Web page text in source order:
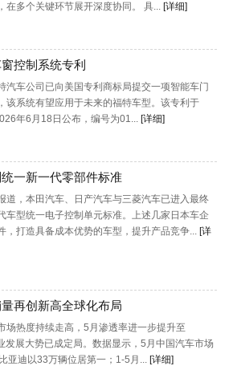
在多个关键环节展开深度协同。 具... [详细]
控制系统专利
汽车公司已向美国专利商标局提交一项智能车门
该系统有望应用于未来的福特车型。该专利于
年6月18日公布，编号为01... [详细]
一新一代零部件标准
道，本田汽车、日产汽车与三菱汽车已进入最终
车型统一电子控制单元标准。上述几家日本车企
，打造具备成本优势的车型，提升产品竞争... [详
再创新高全球化布局
场热度持续走高，5月渗透率进一步提升至
发展大势已成定局。数据显示，5月中国汽车市场
亚迪以33万辆位居第一；1-5月... [详细]